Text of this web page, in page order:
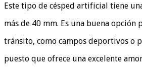
Este tipo de césped artificial tiene
más de 40 mm. Es una buena opción
tránsito, como campos deportivos o
puesto que ofrece una excelente